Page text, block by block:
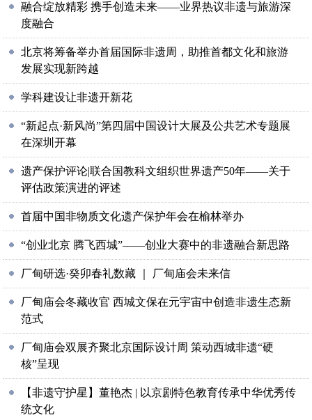
融合绽放精彩 携手创造未来——业界热议非遗与旅游深
度融合
北京将筹备举办首届国际非遗周，助推首都文化和旅游
发展实现新跨越
学科建设让非遗开新花
“新起点·新风尚”第四届中国设计大展及公共艺术专题展
在深圳开幕
遗产保护评论|联合国教科文组织世界遗产50年​——关于
评估政策演进的评述
首届中国非物质文化遗产保护年会在榆林举办
“创业北京 腾飞西城”——创业大赛中的非遗融合新思路
厂甸研选·癸卯春礼数藏 ｜ 厂甸庙会未来信
厂甸庙会冬藏收官 西城文保在元宇宙中创造非遗生态新
范式
厂甸庙会双展齐聚北京国际设计周 策动西城非遗“硬
核”呈现
【非遗守护星】董艳杰 | 以京剧特色教育传承中华优秀传
统文化